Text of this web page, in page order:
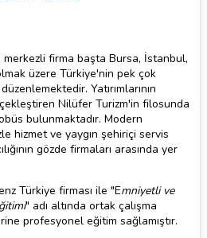
merkezli firma başta Bursa, İstanbul,
üzere Türkiye'nin pek çok
Yatırımlarının
Nilüfer Turizm'in filosunda
bulunmaktadır. Modern
hizmet ve yaygın şehiriçi servis
gözde firmaları arasında yer
Türkiye firması ile "Emniyetli ve
" adı altında ortak çalışma
profesyonel eğitim sağlamıştır.